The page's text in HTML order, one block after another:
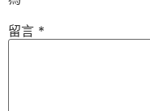
留言 *